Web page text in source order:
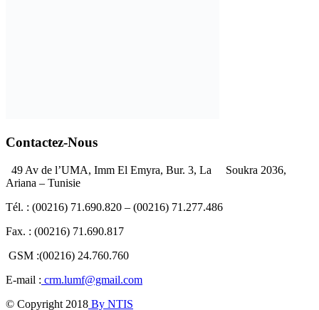
Contactez-Nous
49 Av de l’UMA, Imm El Emyra, Bur. 3, La Soukra 2036,
Ariana – Tunisie
Tél. : (00216) 71.690.820 – (00216) 71.277.486
Fax. : (00216) 71.690.817
GSM :(00216) 24.760.760
E-mail : crm.lumf@gmail.com
© Copyright 2018 By NTIS